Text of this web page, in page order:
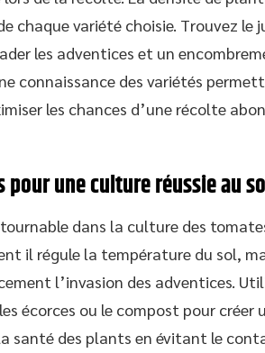
chaque variété choisie. Trouvez le
les adventices et un
connaissance des variétés
les chances d’une récolte
pour une culture réussie au
dans la culture des
il régule la température du sol,
l’invasion des adventices.
écorces ou le compost pour créer
santé des plants en évitant le